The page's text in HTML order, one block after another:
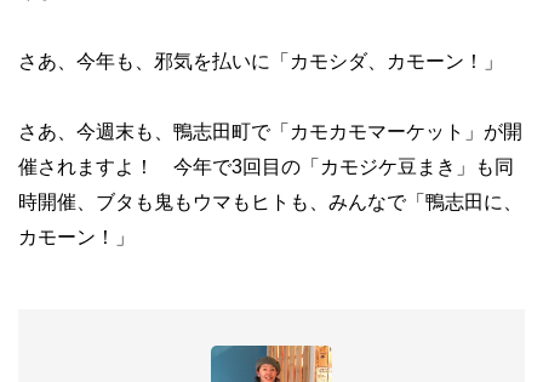
さあ、今年も、邪気を払いに「カモシダ、カモーン！」
さあ、今週末も、鴨志田町で「カモカモマーケット」が開
催されますよ！ 今年で3回目の「カモジケ豆まき」も同
時開催、ブタも鬼もウマもヒトも、みんなで「鴨志田に、
カモーン！」